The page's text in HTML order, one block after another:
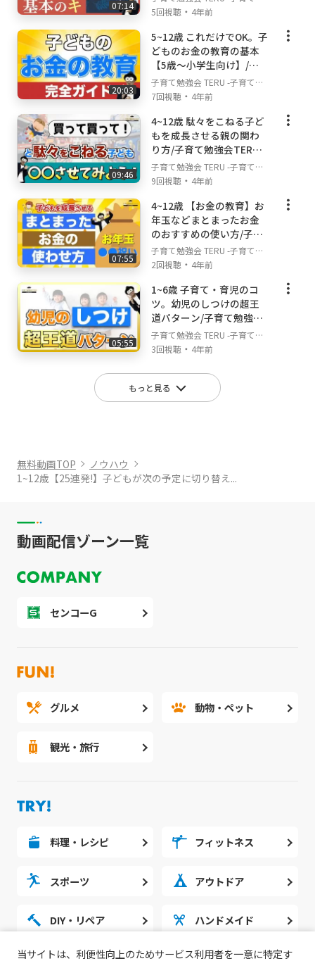
・家庭でできる幼児教育や早期教育について知
・幼児期からの知育や育脳に興味がある方
・子どもの勉強、学習との付き合い方を学びた
い方
▼どんな動画を投稿していくのか？
このチャンネルでは、様々な角度から、子育
て・育児の不安やお悩みを解決することを目的
としていますので、基本は皆さんが子育てや育
児の中で悩むこと。不安に思うことにフォーカ
スして動画を投稿していきます！ただ、私は幼
児教育の先生であり、教育に専門性があるの
で、家庭教育や知育などのお悩みに関する動画
が少し多くなると思いますが、子どもとの関わ
り方や親の心の持ち方なども大切にしているの
で、色んな面から皆さんの子育て・育児のお悩
みと不安を解消できる動画を投稿していきたい
と思います！
07:14
て・育児の悩みや不安解
育児の悩みや不安解決ch-
5回視聴 ・ 4年前
20:03
5~12歳 これだけでOK。子
どものお金の教育の基本
【5歳〜小学生向け】/子
育て勉強会TERUの子育
て・育児の悩みや不安解
子育て勉強会 TERU -子育て・
育児の悩みや不安解決ch-
7回視聴 ・ 4年前
09:46
4~12歳 駄々をこねる子ど
もを成長させる親の関わ
り方/子育て勉強会TERU
の子育て・育児の悩みや
不安解決ch
子育て勉強会 TERU -子育て・
育児の悩みや不安解決ch-
9回視聴 ・ 4年前
07:55
4~12歳 【お金の教育】お
年玉などまとまったお金
のおすすめの使い方/子育
て勉強会TERUの子育て・
育児の悩みや不安解決ch
子育て勉強会 TERU -子育て・
育児の悩みや不安解決ch-
2回視聴 ・ 4年前
05:55
1~6歳 子育て・育児のコ
ツ。幼児のしつけの超王
道パターン/子育て勉強会
TERUの子育て・育児の悩
みや不安解決ch
子育て勉強会 TERU -子育て・
育児の悩みや不安解決ch-
3回視聴 ・ 4年前
もっと見る
無料動画TOP
ノウハウ
1~12歳【25連発!】子どもが次の予定に切り替え...
動画配信ゾーン一覧
センコーG
グルメ 動物・ペット
観光・旅行
料理・レシピ フィットネス
スポーツ アウトドア
DIY・リペア ハンドメイド
当サイトは、利便性向上のためサービス利用者を一意に特定す